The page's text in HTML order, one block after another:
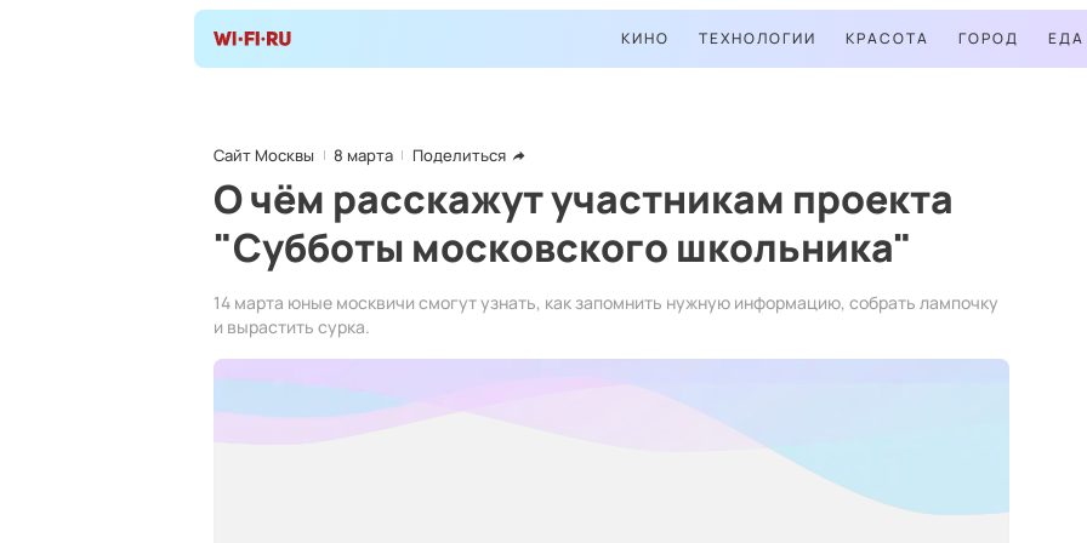
КИНО ТЕХНОЛОГИИ КРАСОТА ГОРОД ЕДА
Сайт Москвы 8 марта Поделиться
О чём расскажут участникам проекта
"Субботы московского школьника"
14 марта юные москвичи смогут узнать, как запомнить нужную информацию, собрать лампочку
и вырастить сурка.